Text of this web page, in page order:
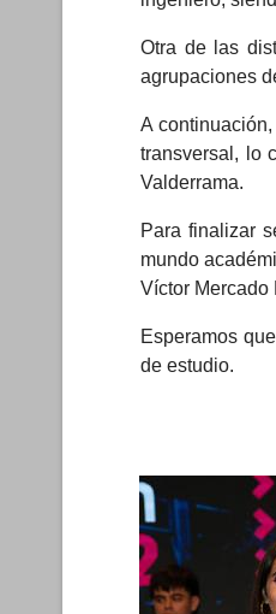
Otra de las
agrupaciones
A
transversal, lo
Valderrama.
Para finalizar
mundo
Víctor Mercado
Esperamos
de estudio.